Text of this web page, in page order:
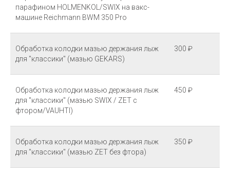
парафином HOLMENKOL/SWIX на вакс-
машине Reichmann BWM 350 Pro
Обработка колодки мазью держания лыж
для "классики" (мазью GEKARS)
300 ₽
Обработка колодки мазью держания лыж
для "классики" (мазью SWIX / ZET с
фтором/VAUHTI)
450 ₽
Обработка колодки мазью держания лыж
для "классики" (мазью ZET без фтора)
350 ₽